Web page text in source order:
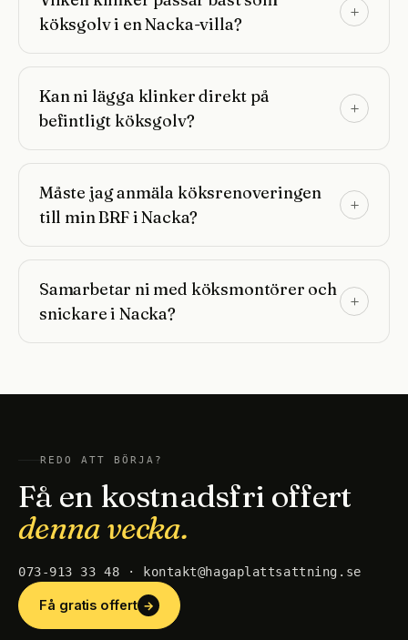
köksgolv i en Nacka-villa?
Kan ni lägga klinker direkt på
befintligt köksgolv?
Måste jag anmäla köksrenoveringen
till min BRF i Nacka?
Samarbetar ni med köksmontörer och
snickare i Nacka?
REDO ATT BÖRJA?
Få en kostnadsfri offert
denna vecka.
073-913 33 48 · kontakt@hagaplattsattning.se
Få gratis offert →